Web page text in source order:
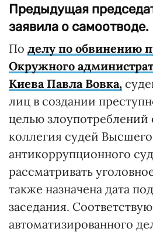
Предыдущая
заявила о самоотводе.
По делу по обвинению
Окружного
Киева Павла Вовка,
лиц в создании
целью злоупотреблений
коллегия судей Высшего
антикоррупционного
рассматривать
также назначена дата
заседания.
автоматизированного